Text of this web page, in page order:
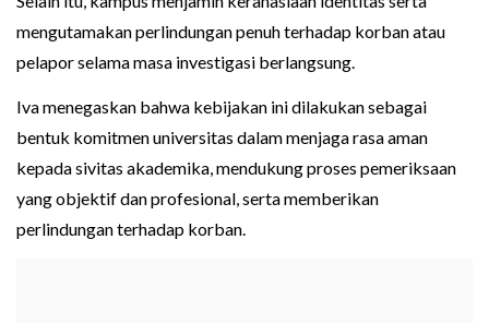
mengutamakan perlindungan penuh terhadap korban atau
pelapor selama masa investigasi berlangsung.
Iva menegaskan bahwa kebijakan ini dilakukan sebagai
bentuk komitmen universitas dalam menjaga rasa aman
kepada sivitas akademika, mendukung proses pemeriksaan
yang objektif dan profesional, serta memberikan
perlindungan terhadap korban.